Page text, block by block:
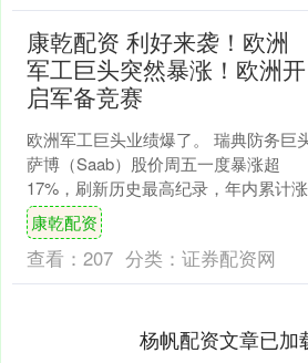
康乾配资 利好来袭！欧洲
军工巨头突然暴涨！欧洲开
启军备竞赛
欧洲军工巨头业绩爆了。 瑞典防务巨
萨博（Saab）股价周五一度暴涨超
17%，刷新历史最高纪录，年内累计
已超139%。消息面上，萨博当天披露超
预期的业绩报告....
康乾配资
查看： 207 分类： 证券配资网
杨帆配资文章已加